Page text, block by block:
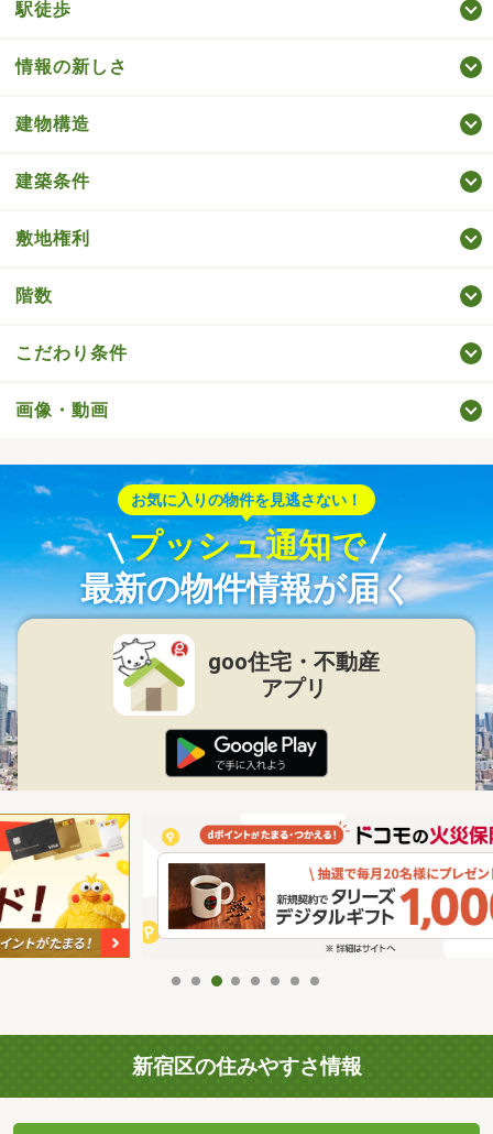
駅徒歩
情報の新しさ
建物構造
建築条件
敷地権利
階数
こだわり条件
画像・動画
お気に入りの物件を見逃さない！
プッシュ通知で
最新の物件情報が届く
goo住宅・不動産
アプリ
新宿区の住みやすさ情報